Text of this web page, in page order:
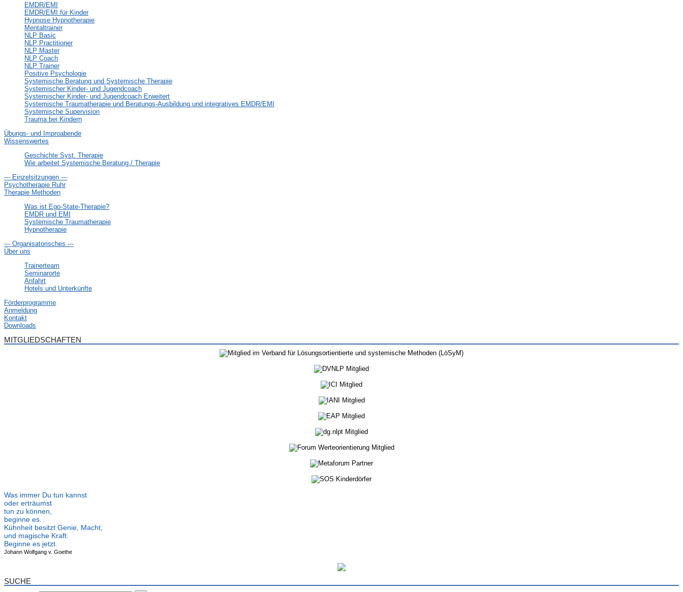
EMDR/EMI
EMDR/EMI für Kinder
Hypnose Hypnotherapie
Mentaltrainer
NLP Basic
NLP Practitioner
NLP Master
NLP Coach
NLP Trainer
Positive Psychologie
Systemische Beratung und Systemische Therapie
Systemischer Kinder- und Jugendcoach
Systemischer Kinder- und Jugendcoach Erweitert
Systemische Traumatherapie und Beratungs-Ausbildung und integratives EMDR/EMI
Systemische Supervision
Trauma bei Kindern
Übungs- und Improabende
Wissenswertes
Geschichte Syst. Therapie
Wie arbeitet Systemische Beratung / Therapie
--- Einzelsitzungen ---
Psychotherapie Ruhr
Therapie Methoden
Was ist Ego-State-Therapie?
EMDR und EMI
Systemische Traumatherapie
Hypnotherapie
--- Organisatorisches ---
Über uns
Trainerteam
Seminarorte
Anfahrt
Hotels und Unterkünfte
Förderprogramme
Anmeldung
Kontakt
Downloads
MITGLIEDSCHAFTEN
Was immer Du tun kannst
oder erträumst
tun zu können,
beginne es.
Kühnheit besitzt Genie, Macht,
und magische Kraft.
Beginne es jetzt.
Johann Wolfgang v. Goethe
SUCHE